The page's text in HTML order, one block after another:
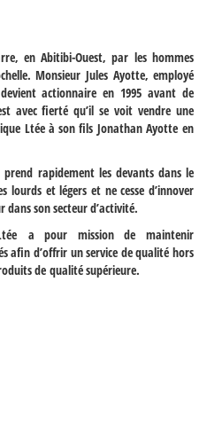
en Abitibi-Ouest, par les hommes
MonsieurJules Ayotte, employé
actionnaire en 1995 avant de
avec fierté qu’il se voit vendre une
Ltéeà son filsJonathan Ayotte en
prend rapidement les devants dans le
lourds et légers et ne cesse d’innover
son secteur d’activité.
a pour mission de maintenir
afin d’offrir un service de qualité hors
de qualité supérieure.